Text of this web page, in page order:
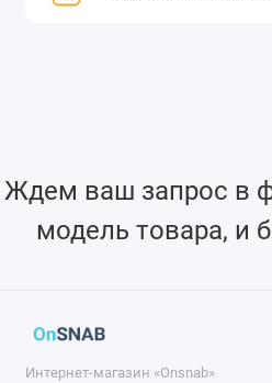
Ждем ваш запрос в
модель товара, и
Интернет-магазин «Onsnab»